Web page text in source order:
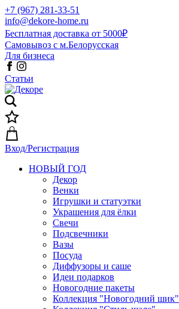
+7 (967) 281-33-51
info@dekore-home.ru
Бесплатная доставка от 5000₽
Самовывоз с м.Белорусская
Для бизнеса
Статьи
Вход/Регистрация
НОВЫЙ ГОД
Декор
Венки
Игрушки и статуэтки
Украшения для ёлки
Свечи
Подсвечники
Вазы
Посуда
Диффузоры и саше
Идеи подарков
Новогодние пакеты
Коллекция "Новогодний шик"